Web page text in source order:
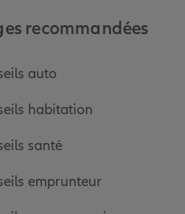
recommandées
auto
habitation
santé
emprunteur